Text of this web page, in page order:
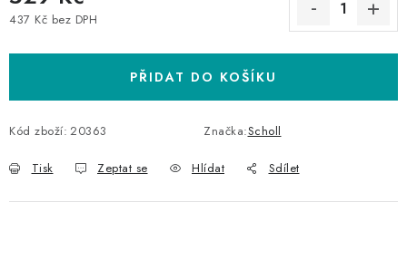
437 Kč bez DPH
PŘIDAT DO KOŠÍKU
Kód zboží: 20363 Značka:Scholl
Tisk Zeptat se Hlídat Sdílet